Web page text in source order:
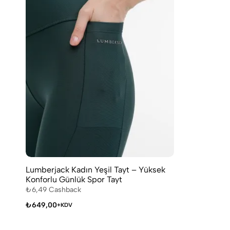
Lumberjack Kadın Yeşil Tayt – Yüksek
Konforlu Günlük Spor Tayt
₺6,49 Cashback
₺649,00+KDV